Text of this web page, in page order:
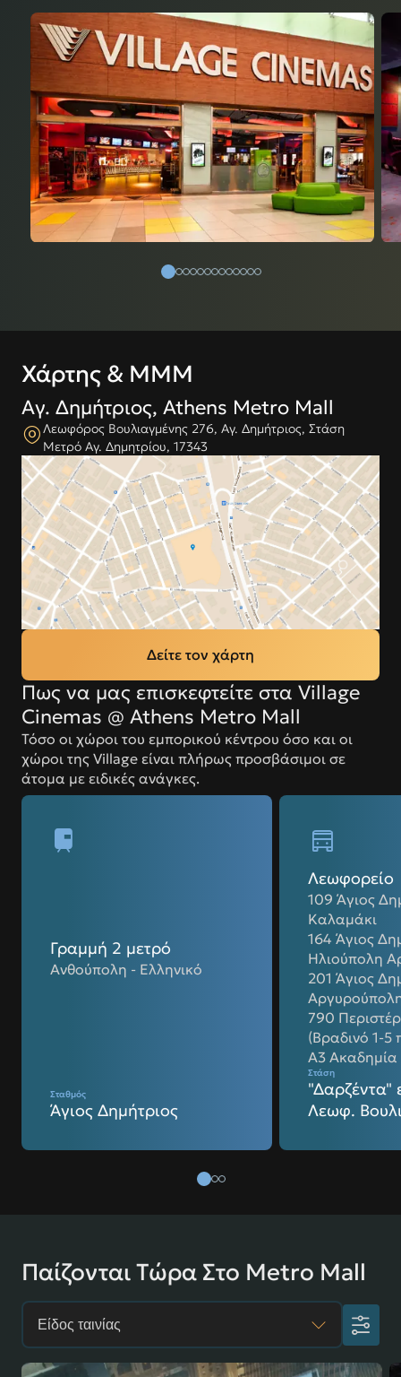
Χάρτης & ΜΜΜ
Αγ. Δημήτριος, Athens Metro Mall
Λεωφόρος Βουλιαγμένης 276, Αγ. Δημήτριος, Στάση
Μετρό Αγ. Δημητρίου, 17343
Δείτε τον χάρτη
Πως να μας επισκεφτείτε στα Village
Cinemas @ Athens Metro Mall
Τόσο οι χώροι του εμπορικού κέντρου όσο και οι
χώροι της Village είναι πλήρως προσβάσιμοι σε
άτομα με ειδικές ανάγκες.
Γραμμή 2 μετρό
Ανθούπολη - Ελληνικό
Σταθμός
Άγιος Δημήτριος
Λεωφορείο
109 Άγιος
Καλαμάκι
164 Άγιος
Ηλιούπολη
201 Άγιος
790
(Βραδινό 1-5
Α3
Στάση
"Δαρζέντα"
Λεωφ.
Παίζονται Τώρα Στο Metro Mall